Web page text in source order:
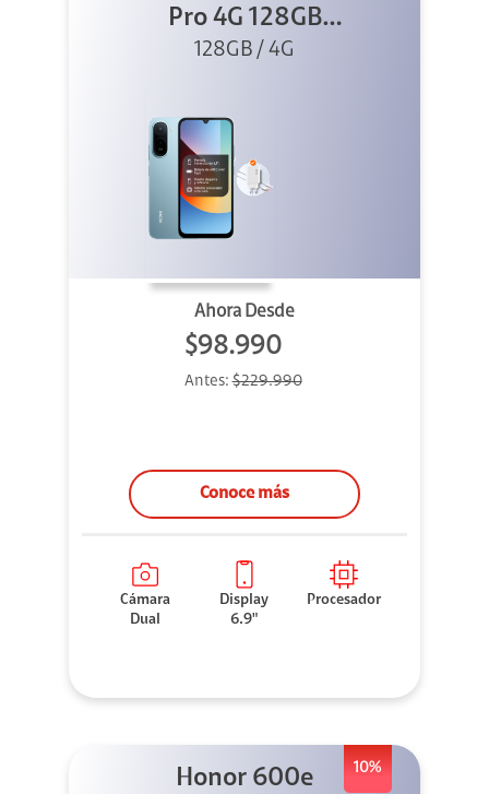
Pro 4G 128GB
Azul + Cargador
128GB / 4G
Ahora Desde
$98.990
Antes:$229.990
Conoce más
Cámara
Dual
Display
6.9"
Procesador
10%
Honor 600e